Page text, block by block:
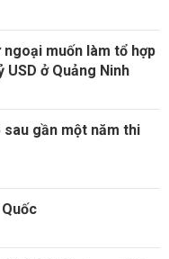
muốn làm tổ hợp
ở Quảng Ninh
sau gần một năm thi